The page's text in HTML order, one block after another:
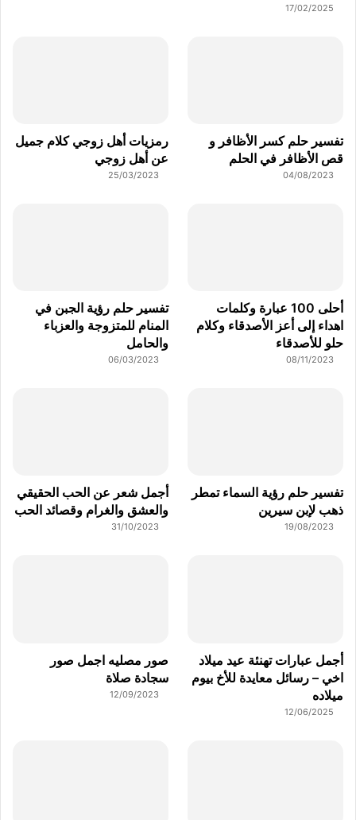
17/02/2025
تفسير حلم كسر الأظافر و
قص الأظافر في الحلم
04/08/2023
رمزيات أهل زوجي كلام جميل
عن أهل زوجي
25/03/2023
أحلى 100 عبارة وكلمات
اهداء إلى أعز الأصدقاء وكلام
حلو للأصدقاء
08/11/2023
تفسير حلم رؤية الجبن في
المنام للمتزوجة والعزباء
والحامل
06/03/2023
تفسير حلم رؤية السماء تمطر
ذهب لإبن سيرين
19/08/2023
أجمل شعر عن الحب الحقيقي
والعشق والغرام وقصائد الحب
31/10/2023
أجمل عبارات تهنئة عيد ميلاد
اخي – رسائل معايدة للأخ بيوم
ميلاده
12/06/2025
صور مصليه اجمل صور
سجادة صلاة
12/09/2023